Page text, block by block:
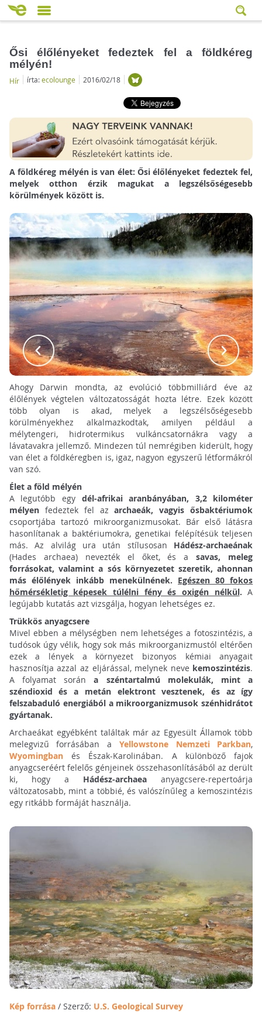
Ősi élőlényeket fedeztek fel a földkéreg
mélyén!
Hír írta:ecolounge 2016/02/18
A földkéreg mélyén is van élet: Ősi élőlényeket fedeztek fel,
melyek otthon érzik magukat a legszélsőségesebb
körülmények között is.
Ahogy Darwin mondta, az evolúció többmilliárd éve az
élőlények végtelen változatosságát hozta létre. Ezek között
több olyan is akad, melyek a legszélsőségesebb
körülményekhez alkalmazkodtak, amilyen például a
mélytengeri, hidrotermikus vulkáncsatornákra vagy a
lávatavakra jellemző. Mindezen túl nemrégiben kiderült, hogy
van élet a földkéregben is, igaz, nagyon egyszerű létformákról
van szó.
Élet a föld mélyén
A legutóbb egy dél-afrikai aranbányában,
3,2 kilométer
mélyen fedeztek fel azarchaeák, vagyis ősbaktériumok
csoportjába tartozó mikroorganizmusokat. Bár első látásra
hasonlítanak a baktériumokra, genetikai felépítésük teljesen
más. Az alvilág ura után stílusosan Hádész-archaeának
(Hades archaea) nevezték el őket, és asavas, meleg
forrásokat, valamint a sós környezetet szeretik, ahonnan
más élőlények inkább menekülnének. Egészen 80 fokos
hőmérsékletig képesek túlélni fény és oxigén nélkül. A
legújabb kutatás azt vizsgálja, hogyan lehetséges ez.
Trükkös anyagcsere
Mivel ebben a mélységben nem lehetséges a fotoszintézis, a
tudósok úgy vélik, hogy sok más mikroorganizmustól eltérően
ezek a lények a környezet bizonyos kémiai anyagait
hasznosítja azzal az eljárással, melynek neve kemoszintézis.
A folyamat sorána széntartalmú molekulák, mint a
széndioxid és a metán elektront vesztenek, és az így
felszabaduló energiából a mikroorganizmusok szénhidrátot
gyártanak.
Archaeákat egyébként találtak már az Egyesült Államok több
melegvizű forrásában a Yellowstone Nemzeti Parkban,
Wyomingbanés Észak-Karolinában. A különböző fajok
anyagcseréért felelős génjeinek összehasonlításából az derült
ki, hogy a Hádész-archaea anyagcsere-repertoárja
változatosabb, mint a többié, és valószínűleg a kemoszintézis
egy ritkább formáját használja.
Kép forrása/ Szerző: U.S. Geological Survey